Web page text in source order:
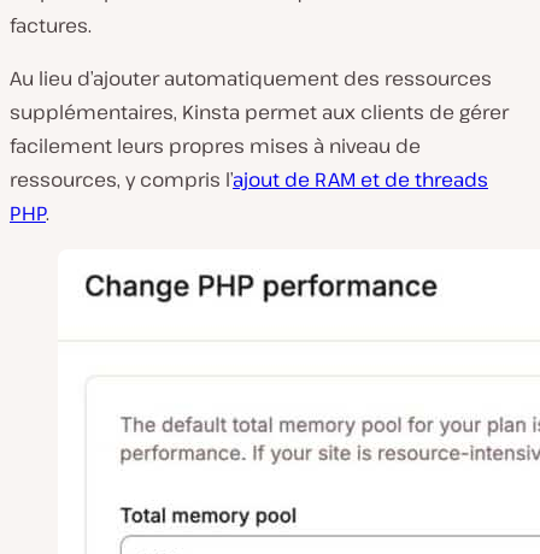
factures.
Au lieu d’ajouter automatiquement des ressources
supplémentaires, Kinsta permet aux clients de gérer
facilement leurs propres mises à niveau de
ressources, y compris l’ajout de RAM et de threads
PHP.